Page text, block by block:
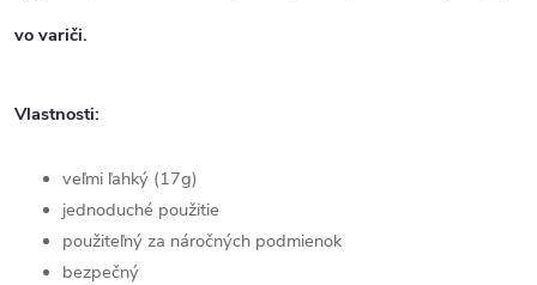
vo variči.
Vlastnosti:
veľmi ľahký (17g)
jednoduché použitie
použiteľný za náročných podmienok
bezpečný